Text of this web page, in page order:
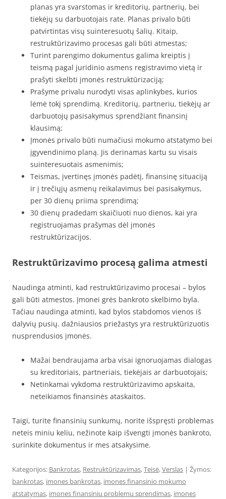
planas yra svarstomas ir kreditorių, partnerių, bei
tiekėjų su darbuotojais rate. Planas privalo būti
patvirtintas visų suinteresuotų šalių. Kitaip,
restruktūrizavimo procesas gali būti atmestas;
Turint parengimo dokumentus galima kreiptis į
teismą pagal juridinio asmens registravimo vietą ir
prašyti skelbti įmonės restruktūrizaciją;
Prašyme privalu nurodyti visas aplinkybes, kurios
lėmė tokį sprendimą. Kreditorių, partneriu, tiekėjų ar
darbuotojų pasisakymus sprendžiant finansinį
klausimą;
Įmonės privalo būti numačiusi mokumo atstatymo bei
įgyvendinimo planą. Jis derinamas kartu su visais
suinteresuotais asmenimis;
Teismas, įvertinęs įmonės padėtį, finansinę situaciją
ir į trečiųjų asmenų reikalavimus bei pasisakymus,
per 30 dienų priima sprendimą;
30 dienų pradedam skaičiuoti nuo dienos, kai yra
registruojamas prašymas dėl įmonės
restruktūrizacijos.
Restruktūrizavimo procesą galima atmesti
Naudinga atminti, kad restruktūrizavimo procesai – bylos
gali būti atmestos. Įmonei grės bankroto skelbimo byla.
Tačiau naudinga atminti, kad bylos stabdomos vienos iš
dalyvių pusių. dažniausios priežastys yra restruktūrizuotis
nusprendusios įmonės.
Mažai bendraujama arba visai ignoruojamas dialogas
su kreditoriais, partneriais, tiekėjais ar darbuotojais;
Netinkamai vykdoma restruktūrizavimo apskaita,
neteikiamos finansinės ataskaitos.
Taigi, turite finansinių sunkumų, norite išspręsti problemas
neteis miniu keliu, nežinote kaip išvengti įmonės bankroto,
surinkite dokumentus ir mes atsakysime.
Kategorijos: Bankrotas, Restruktūrizavimas,Teisė,Verslas | Žymos:
bankrotas, imones bankrotas, imones finansinio mokumo
atstatymas, imones finansiniu problemu sprendimas, imones